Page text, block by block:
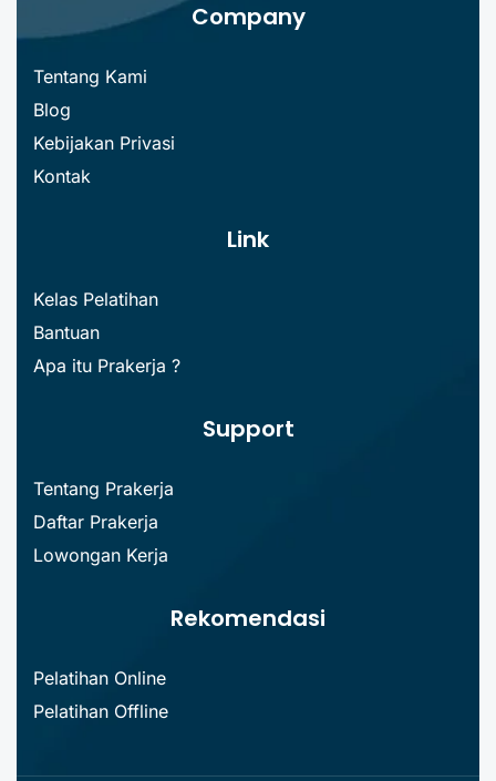
Company
Tentang Kami
Blog
Kebijakan Privasi
Kontak
Link
Kelas Pelatihan
Bantuan
Apa itu Prakerja ?
Support
Tentang Prakerja
Daftar Prakerja
Lowongan Kerja
Rekomendasi
Pelatihan Online
Pelatihan Offline